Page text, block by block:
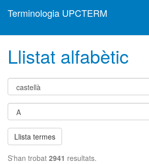
Terminologia UPCTERM
Llistat alfabètic
Llista termes
S'han trobat 2941 resultats.